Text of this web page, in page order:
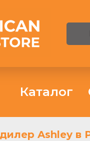
Каталог
Ashley в